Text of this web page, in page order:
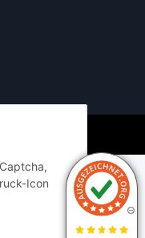
Icon